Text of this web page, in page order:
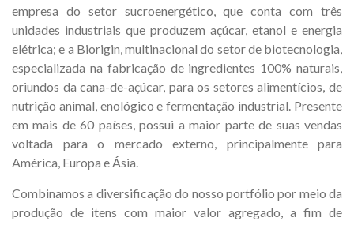
empresa do setor sucroenergético, que conta com três
unidades industriais que produzem açúcar, etanol e energia
elétrica; e a Biorigin, multinacional do setor de biotecnologia,
especializada na fabricação de ingredientes 100% naturais,
oriundos da cana-de-açúcar, para os setores alimentícios, de
nutrição animal, enológico e fermentação industrial. Presente
em mais de 60 países, possui a maior parte de suas vendas
voltada para o mercado externo, principalmente para
América, Europa e Ásia.
Combinamos a diversificação do nosso portfólio por meio da
produção de itens com maior valor agregado, a fim de